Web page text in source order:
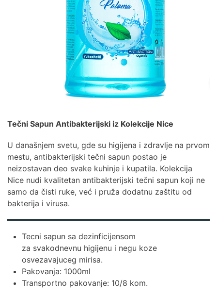
Tečni Sapun Antibakterijski iz Kolekcije Nice
U današnjem svetu, gde su higijena i zdravlje na prvom
mestu, antibakterijski tečni sapun postao je
neizostavan deo svake kuhinje i kupatila. Kolekcija
Nice nudi kvalitetan antibakterijski tečni sapun koji ne
samo da čisti ruke, već i pruža dodatnu zaštitu od
bakterija i virusa.
Tecni sapun sa dezinficijensom
za svakodnevnu higijenu i negu koze
osvezavajuceg mirisa.
Pakovanja: 1000ml
Transportno pakovanje: 10/8 kom.